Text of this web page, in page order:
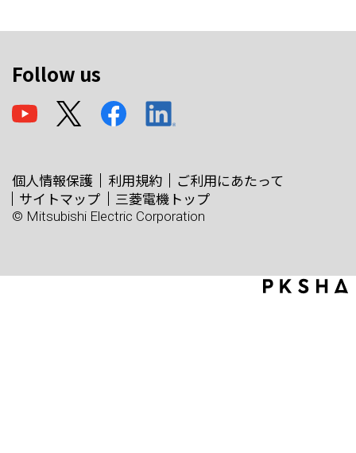
Follow us
個人情報保護 利用規約
ご利用にあたって
サイトマップ
三菱電機トップ
© Mitsubishi Electric Corporation